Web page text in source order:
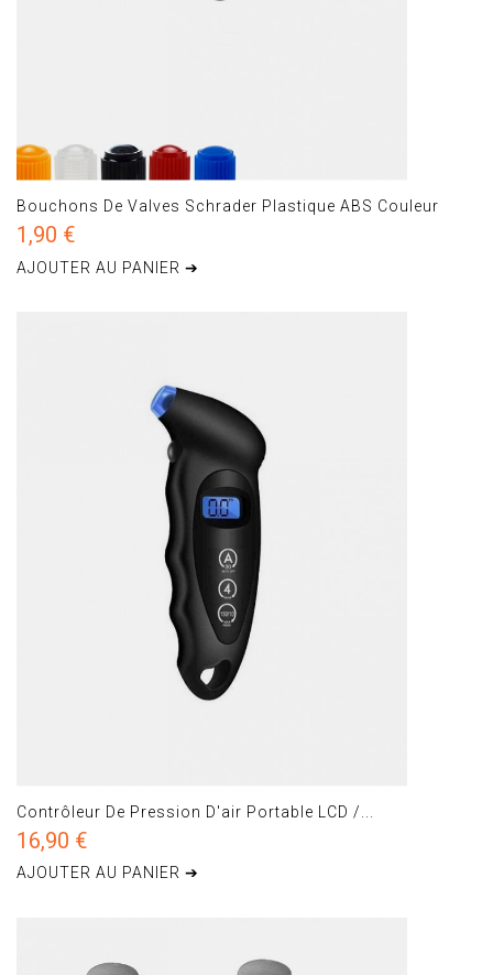
Bouchons De Valves Schrader Plastique ABS Couleur
1,90 €
AJOUTER AU PANIER ➔
Contrôleur De Pression D'air Portable LCD /...
16,90 €
AJOUTER AU PANIER ➔